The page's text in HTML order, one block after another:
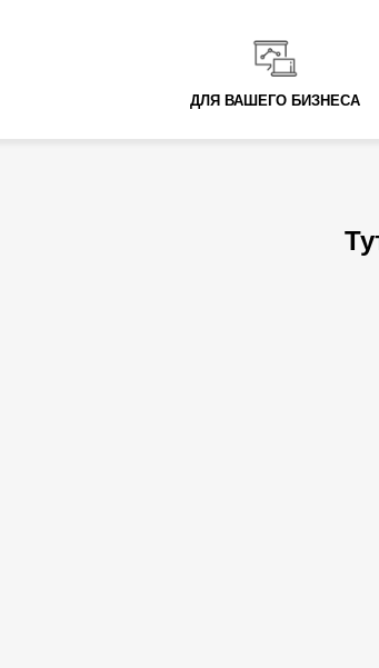
ДЛЯ ВАШЕГО БИЗНЕСА